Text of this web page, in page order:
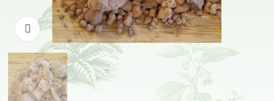
Klikněte pro zvětšení